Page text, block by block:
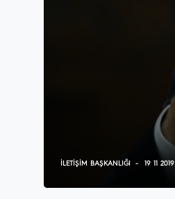
İLETIŞIM BAŞKANLIĞI 19 11 2019